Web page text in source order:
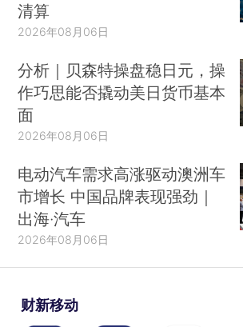
清算
2026年08月06日
分析｜贝森特操盘稳日元，操
作巧思能否撬动美日货币基本
面
2026年08月06日
电动汽车需求高涨驱动澳洲车
市增长 中国品牌表现强劲｜
出海·汽车
2026年08月06日
财新移动